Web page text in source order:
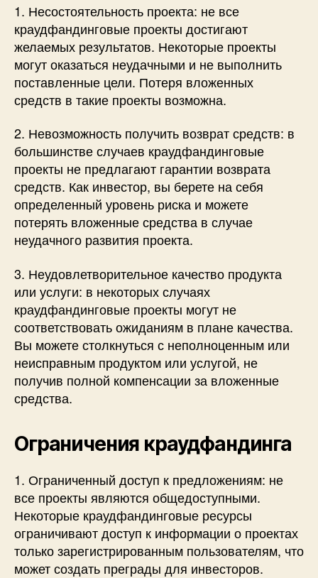
1. Несостоятельность проекта: не все
краудфандинговые проекты достигают
желаемых результатов. Некоторые проекты
могут оказаться неудачными и не выполнить
поставленные цели. Потеря вложенных
средств в такие проекты возможна.
2. Невозможность получить возврат средств: в
большинстве случаев краудфандинговые
проекты не предлагают гарантии возврата
средств. Как инвестор, вы берете на себя
определенный уровень риска и можете
потерять вложенные средства в случае
неудачного развития проекта.
3. Неудовлетворительное качество продукта
или услуги: в некоторых случаях
краудфандинговые проекты могут не
соответствовать ожиданиям в плане качества.
Вы можете столкнуться с неполноценным или
неисправным продуктом или услугой, не
получив полной компенсации за вложенные
средства.
Ограничения краудфандинга
1. Ограниченный доступ к предложениям: не
все проекты являются общедоступными.
Некоторые краудфандинговые ресурсы
ограничивают доступ к информации о проектах
только зарегистрированным пользователям, что
может создать преграды для инвесторов.